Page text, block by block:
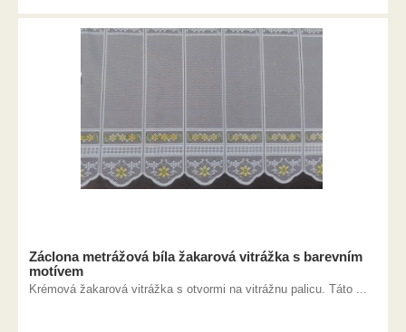
Záclona metrážová bíla žakarová vitrážka s barevním
motívem
Krémová žakarová vitrážka s otvormi na vitrážnu palicu. Táto ...